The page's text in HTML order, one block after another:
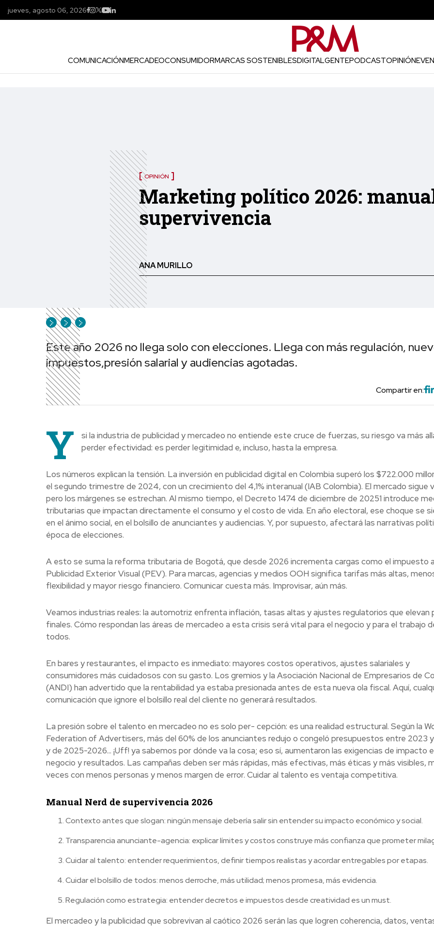
jueves, agosto 06, 2026
COMUNICACIÓNMERCADEOCONSUMIDORMARCAS SOSTENIBLESDIGITALGENTEPODCASTOPINIÓN
OPINIÓN
Marketing político 2026:
supervivencia
ANA MURILLO
Este año 2026 no llega solo con elecciones. Llega con más regulación,
impuestos,presión salarial y audiencias agotadas.
Compartir en:
Y
si la industria de publicidad y mercadeo no entiende este cruce de fuerzas, su riesgo va más
perder efectividad: es perder legitimidad e, incluso, hasta la empresa.
Los números explican la tensión. La inversión en publicidad digital en Colombia superó los $722.000
el segundo trimestre de 2024, con un crecimiento del 4,1% interanual (IAB Colombia). El mercado sigue
pero los márgenes se estrechan. Al mismo tiempo, el Decreto 1474 de diciembre de 20251 introduce
tributarias que impactan directamente el consumo y el costo de vida. En año electoral, ese choque se
en el ánimo social, en el bolsillo de anunciantes y audiencias. Y, por supuesto, afectará las narrativas
época de elecciones.
A esto se suma la reforma tributaria de Bogotá, que desde 2026 incrementa cargas como el impuesto
Publicidad Exterior Visual (PEV). Para marcas, agencias y medios OOH significa tarifas más altas,
flexibilidad y mayor riesgo financiero. Comunicar cuesta más. Improvisar, aún más.
Veamos industrias reales: la automotriz enfrenta inflación, tasas altas y ajustes regulatorios que elevan
finales. Cómo respondan las áreas de mercadeo a esta crisis será vital para el negocio y para el trabajo
todos.
En bares y restaurantes, el impacto es inmediato: mayores costos operativos, ajustes salariales y
consumidores más cuidadosos con su gasto. Los gremios y la Asociación Nacional de Empresarios de
(ANDI) han advertido que la rentabilidad ya estaba presionada antes de esta nueva ola fiscal. Aquí,
comunicación que ignore el bolsillo real del cliente no generará resultados.
La presión sobre el talento en mercadeo no es solo per- cepción: es una realidad estructural. Según la
Federation of Advertisers, más del 60% de los anunciantes redujo o congeló presupuestos entre 2023
y de 2025-2026... ¡Uff! ya sabemos por dónde va la cosa; eso sí, aumentaron las exigencias de impacto
negocio y resultados. Las campañas deben ser más rápidas, más efectivas, más éticas y más visibles,
veces con menos personas y menos margen de error. Cuidar al talento es ventaja competitiva.
Manual Nerd de supervivencia 2026
Contexto antes que slogan: ningún mensaje debería salir sin entender su impacto económico y social.
Transparencia anunciante-agencia: explicar límites y costos construye más confianza que prometer
Cuidar al talento: entender requerimientos, definir tiempos realistas y acordar entregables por etapas.
Cuidar el bolsillo de todos: menos derroche, más utilidad; menos promesa, más evidencia.
Regulación como estrategia: entender decretos e impuestos desde creatividad es un must.
El mercadeo y la publicidad que sobrevivan al caótico 2026 serán las que logren coherencia, datos,